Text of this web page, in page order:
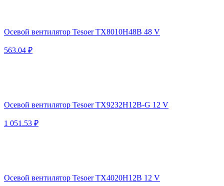
Осевой вентилятор Tesoer TX8010H48B 48 V
563.04 ₽
Осевой вентилятор Tesoer TX9232H12B-G 12 V
1 051.53 ₽
Осевой вентилятор Tesoer TX4020H12B 12 V